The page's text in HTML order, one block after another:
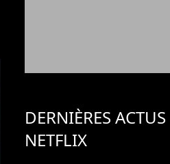
DERNIÈRES ACTUS
NETFLIX